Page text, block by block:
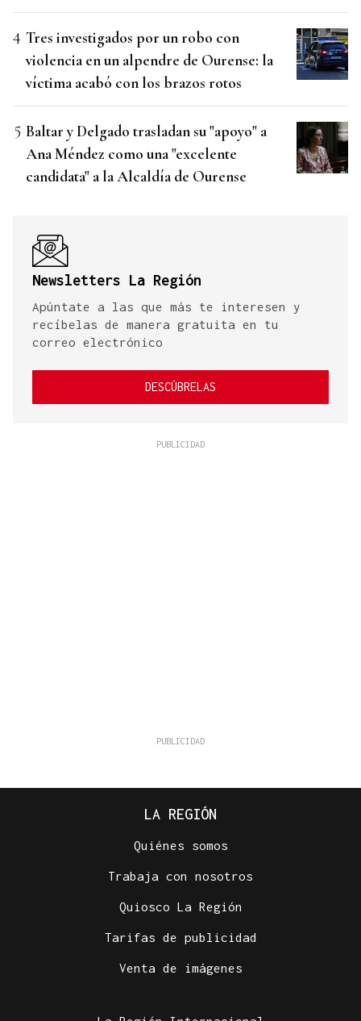
Tres investigados por un robo con
violencia en un alpendre de Ourense: la
víctima acabó con los brazos rotos
Baltar y Delgado trasladan su "apoyo" a
Ana Méndez como una "excelente
candidata" a la Alcaldía de Ourense
Newsletters La Región
Apúntate a las que más te interesen y
recíbelas de manera gratuita en tu
correo electrónico
DESCÚBRELAS
LA REGIÓN
Quiénes somos
Trabaja con nosotros
Quiosco La Región
Tarifas de publicidad
Venta de imágenes